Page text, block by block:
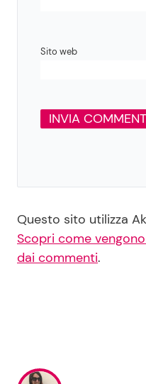
Sito web
Questo sito utilizza
Scopri come
dai commenti.